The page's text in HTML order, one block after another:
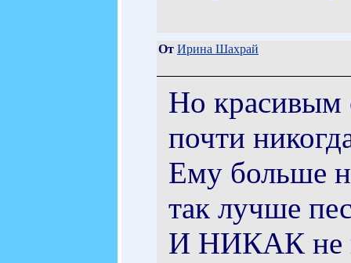
От Ирина Шахрай
Но красивым
почти
Ему больше
так лучше
И НИКАК не